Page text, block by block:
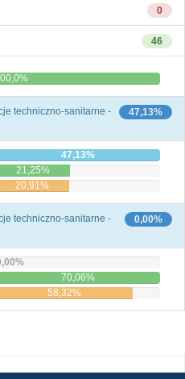
0
46
47,13%
techniczno-sanitarne -
47,13%
21,25%
20,91%
0,00%
techniczno-sanitarne -
70,06%
58,32%